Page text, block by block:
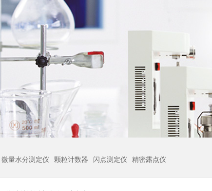
微量水分测定仪 颗粒计数器 闪点测定仪 精密露点仪